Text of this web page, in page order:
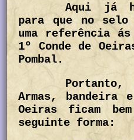
Aqui já
para que no
uma referência ás
1º Conde de
Pombal.
Portanto,
Armas, bandeira
Oeiras ficam
seguinte forma: